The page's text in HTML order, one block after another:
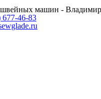
машин -
677-46-83